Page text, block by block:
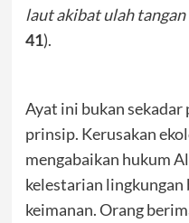
laut akibat ulah tangan
41).
Ayat ini bukan
prinsip. Kerusakan
mengabaikan hukum
kelestarian
keimanan. Orang